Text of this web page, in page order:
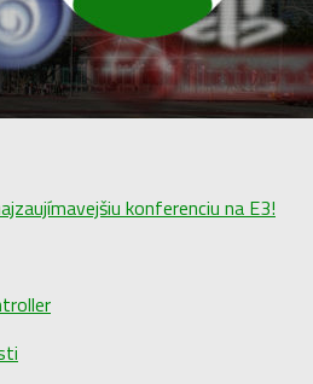
konferenciu na E3!